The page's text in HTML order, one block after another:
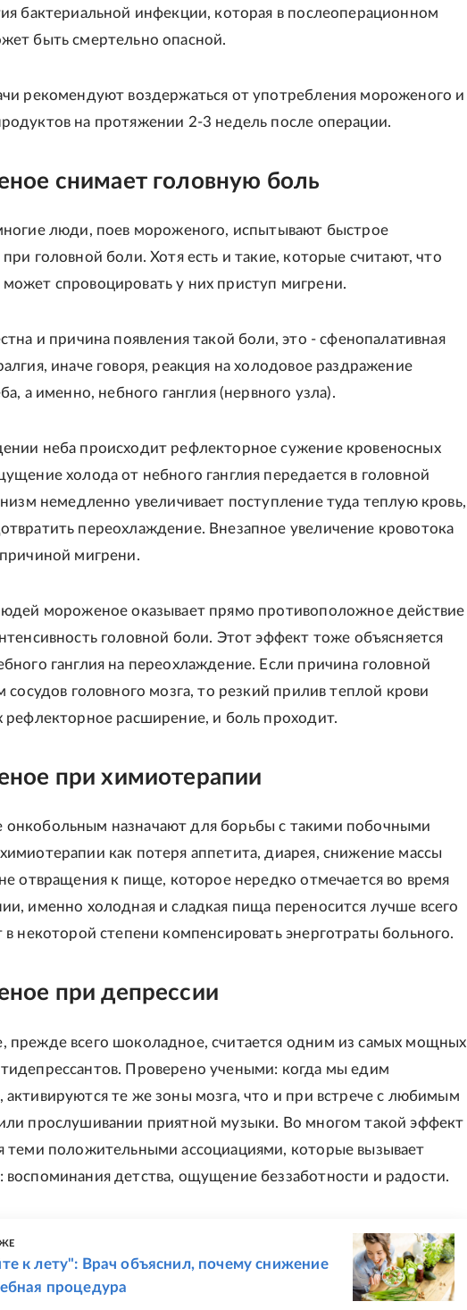
бактериальной инфекции, которая в послеоперационном
быть смертельно опасной.
рекомендуют воздержаться от употребления мороженого и
на протяжении 2-3 недель после операции.
снимает головную боль
люди, поев мороженого, испытывают быстрое
головной боли. Хотя есть и такие, которые считают, что
спровоцировать у них приступ мигрени.
и причина появления такой боли, это - сфенопалативная
иначе говоря, реакция на холодовое раздражение
а именно, небного ганглия (нервного узла).
неба происходит рефлекторное сужение кровеносных
холода от небного ганглия передается в головной
немедленно увеличивает поступление туда теплую кровь,
переохлаждение. Внезапное увеличение кровотока
мигрени.
мороженое оказывает прямо противоположное действие
головной боли. Этот эффект тоже объясняется
ганглия на переохлаждение. Если причина головной
сосудов головного мозга, то резкий прилив теплой крови
рефлекторное расширение, и боль проходит.
при химиотерапии
назначают для борьбы с такими побочными
как потеря аппетита, диарея, снижение массы
отвращения к пище, которое нередко отмечается во время
именно холодная и сладкая пища переносится лучше всего
в некоторой степени компенсировать энерготраты больного.
при депрессии
прежде всего шоколадное, считается одним из самых мощных
Проверено учеными: когда мы едим
те же зоны мозга, что и при встрече с любимым
прослушивании приятной музыки. Во многом такой эффект
теми положительными ассоциациями, которые вызывает
детства, ощущение беззаботности и радости.
к лету": Врач объяснил, почему снижение
процедура